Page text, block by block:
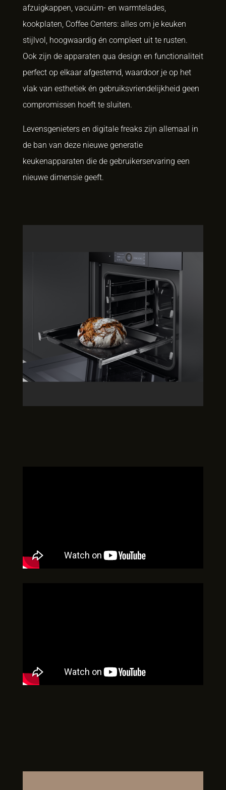
afzuigkappen, vacuüm- en warmtelades,
kookplaten, Coffee Centers: alles om je keuken
stijlvol, hoogwaardig én compleet uit te rusten.
Ook zijn de apparaten qua design en functionaliteit
perfect op elkaar afgestemd, waardoor je op het
vlak van esthetiek én gebruiksvriendelijkheid geen
compromissen hoeft te sluiten.
Levensgenieters en digitale freaks zijn allemaal in
de ban van deze nieuwe generatie
keukenapparaten die de gebruikerservaring een
nieuwe dimensie geeft.